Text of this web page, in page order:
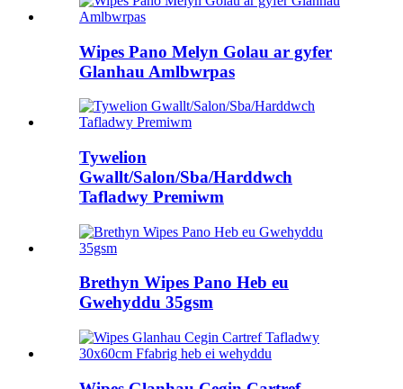
Wipes Pano Melyn Golau ar gyfer
Glanhau Amlbwrpas
Tywelion
Gwallt/Salon/Sba/Harddwch
Tafladwy Premiwm
Brethyn Wipes Pano Heb eu
Gwehyddu 35gsm